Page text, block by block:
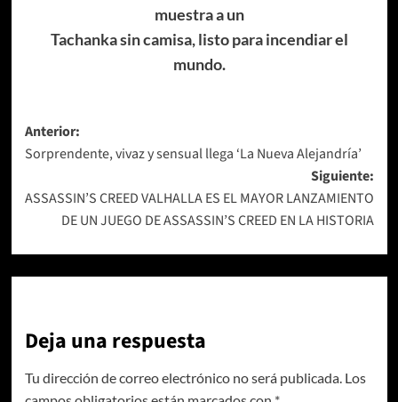
muestra a un
Tachanka sin camisa, listo para incendiar el
mundo.
Navegación
de
entradas
Anterior:
Sorprendente, vivaz y sensual llega ‘La Nueva Alejandría’
Siguiente:
ASSASSIN’S CREED VALHALLA ES EL MAYOR LANZAMIENTO
DE UN JUEGO DE ASSASSIN’S CREED EN LA HISTORIA
Deja una respuesta
Tu dirección de correo electrónico no será publicada. Los